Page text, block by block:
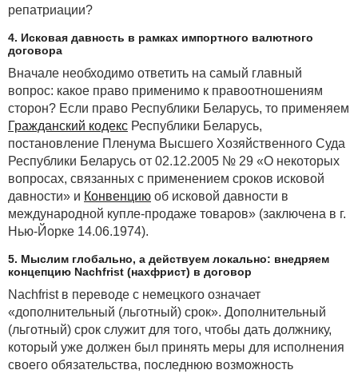
репатриации?
4. Исковая давность в рамках импортного валютного
договора
Вначале необходимо ответить на самый главный
вопрос: какое право применимо к правоотношениям
сторон? Если право Республики Беларусь, то применяем
Гражданский кодекс Республики Беларусь,
постановление Пленума Высшего Хозяйственного Суда
Республики Беларусь от 02.12.2005 № 29 «О некоторых
вопросах, связанных с применением сроков исковой
давности» и Конвенцию об исковой давности в
международной купле-продаже товаров» (заключена в г.
Нью-Йорке 14.06.1974).
5. Мыслим глобально, а действуем локально: внедряем
концепцию Nachfrist (нахфрист) в договор
Nachfrist в переводе с немецкого означает
«дополнительный (льготный) срок». Дополнительный
(льготный) срок служит для того, чтобы дать должнику,
который уже должен был принять меры для исполнения
своего обязательства, последнюю возможность